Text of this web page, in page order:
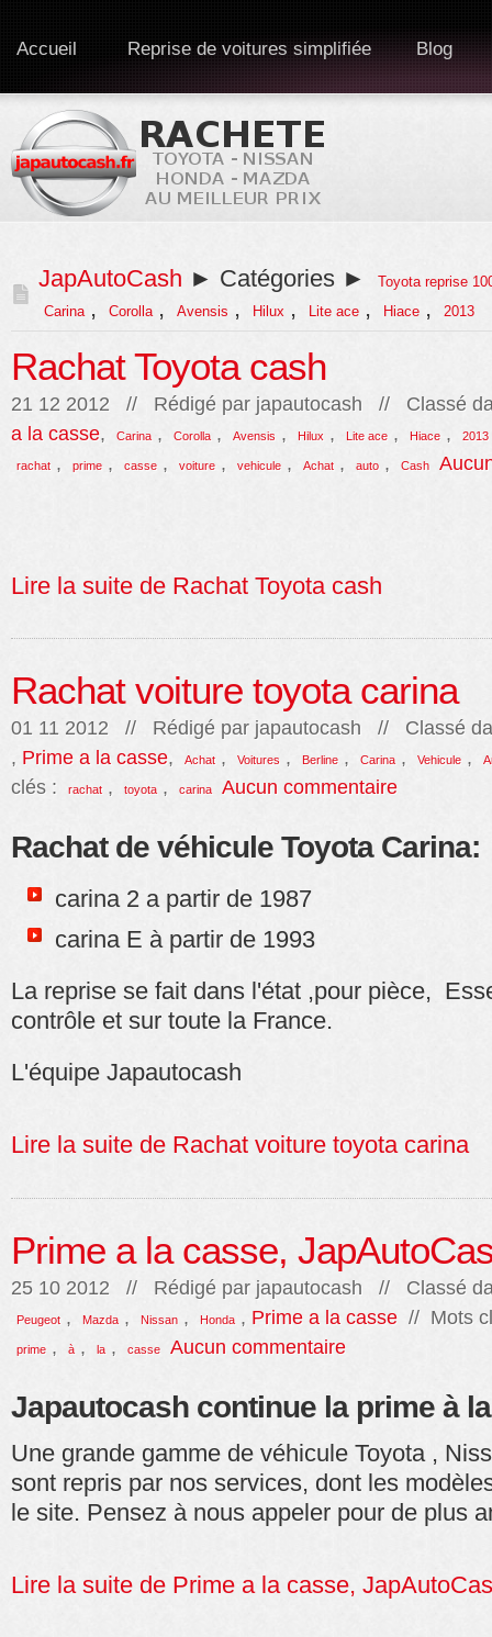
Accueil Reprise de voitures simplifiée Blog
JapAutoCash ► Catégories ►
Toyota reprise
Carina , Corolla , Avensis , Hilux , Lite ace , Hiace , 2013
Rachat Toyota cash
21 12 2012 // Rédigé par japautocash // Classé
a la casse, Carina , Corolla , Avensis , Hilux , Lite ace , Hiace , 2013
rachat , prime , casse , voiture , vehicule , Achat , auto , Cash
Lire la suite de Rachat Toyota cash
Rachat voiture toyota carina
01 11 2012 // Rédigé par japautocash // Classé
, Prime a la casse, Achat , Voitures , Berline , Carina , Vehicule ,
clés : rachat , toyota , carina Aucun commentaire
Rachat de véhicule Toyota Carina:
carina 2 a partir de 1987
carina E à partir de 1993
La reprise se fait dans l'état ,pour pièce,
contrôle et sur toute la France.
L'équipe Japautocash
Lire la suite de Rachat voiture toyota carina
Prime a la casse,
25 10 2012 // Rédigé par japautocash // Classé
Peugeot , Mazda , Nissan , Honda , Prime a la casse // Mots
prime , à , la , casse Aucun commentaire
Japautocash continue la prime à
Une grande gamme de véhicule Toyota ,
sont repris par nos services, dont les
le site. Pensez à nous appeler pour de plus
Lire la suite de Prime a la casse,